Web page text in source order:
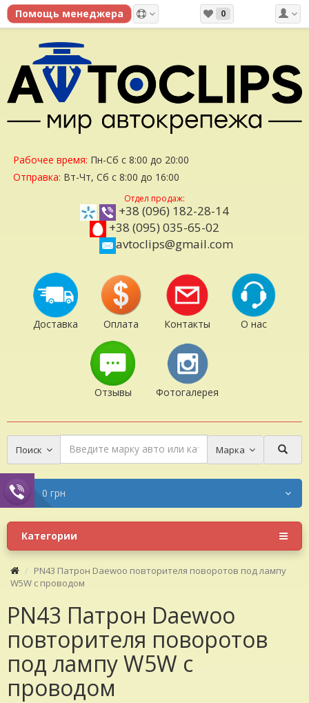
0
Рабочее время: Пн-Сб с 8:00 до 20:00
Отправка: Вт-Чт, Сб с 8:00 до 16:00
Отдел продаж:
+38 (096) 182-28-14
+38 (095) 035-65-02
avtoclips@gmail.com
Доставка Оплата Контакты О нас
Отзывы Фотогалерея
Поиск Марка
0 грн
Категории
PN43 Патрон Daewoo повторителя поворотов под лампу
W5W с проводом
PN43 Патрон Daewoo
повторителя поворотов
под лампу W5W с
проводом